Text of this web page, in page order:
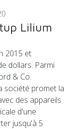
Lilium
2015 et
dollars. Parmi
& Co.
société promet la
des appareils
d'une
jusqu'à 5